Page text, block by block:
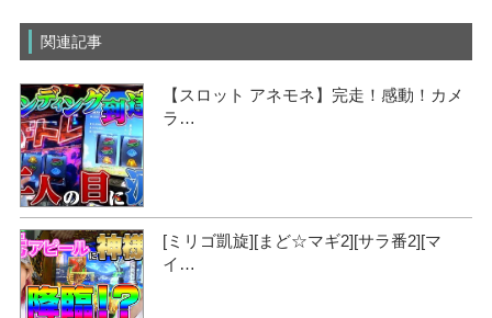
関連記事
【スロット アネモネ】完走！感動！カメ
ラ…
[ミリゴ凱旋][まど☆マギ2][サラ番2][マ
イ…